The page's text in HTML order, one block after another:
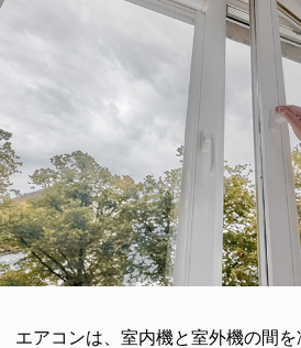
エアコンは、室内機と室外機の間